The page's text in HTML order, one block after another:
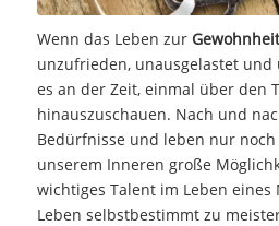
Wenn das Leben zur Gewohnheit
unzufrieden, unausgelastet
es an der Zeit, einmal über den
hinauszuschauen. Nach und
Bedürfnisse und leben nur
unserem Inneren große
wichtiges Talent im Leben eines
Leben selbstbestimmt zu